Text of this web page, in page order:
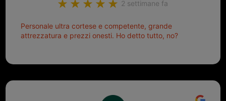
2 settimane fa
Personale ultra cortese e competente, grande
attrezzatura e prezzi onesti. Ho detto tutto, no?